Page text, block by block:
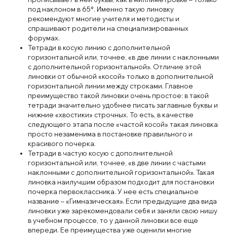
под наклоном в 65°. Именно такую линовку
рекомендуют многие учителя и методисты и
спрашивают родители на специализированных
форумах.
Тетради в косую линию с дополнительной
горизонтальной или, точнее, «в две линии с наклонными
с дополнительной горизонтальной». Отличие этой
линовки от обычной «косой» только в дополнительной
горизонтальной линии между строками. Главное
преимущество такой линовки очень простое: в такой
тетради значительно удобнее писать заглавные буквы и
нижние «хвостики» строчных. То есть, в качестве
следующего этапа после «частой косой» такая линовка
просто незаменима в постановке правильного и
красивого почерка.
Тетради в частую косую с дополнительной
горизонтальной или, точнее, «в две линии с частыми
наклонными с дополнительной горизонтальной». Такая
линовка наилучшим образом подходит для постановки
почерка первоклассника. У нее есть специальное
название – «Гимназическая». Если предыдущие два вида
линовки уже зарекомендовали себя и заняли свою нишу
в учебном процессе, то у данной линовки все еще
впереди. Ее преимущества уже оценили многие